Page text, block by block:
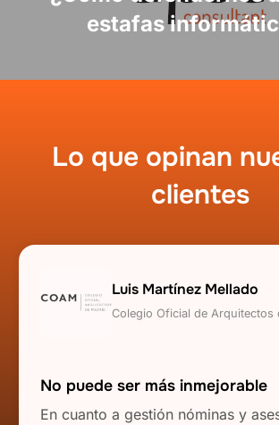
estafas
Lo que opinan
clientes
Luis Martínez Mellado
Colegio Oficial de Arquitectos
No puede ser más inmejorable
En cuanto a gestión nóminas y